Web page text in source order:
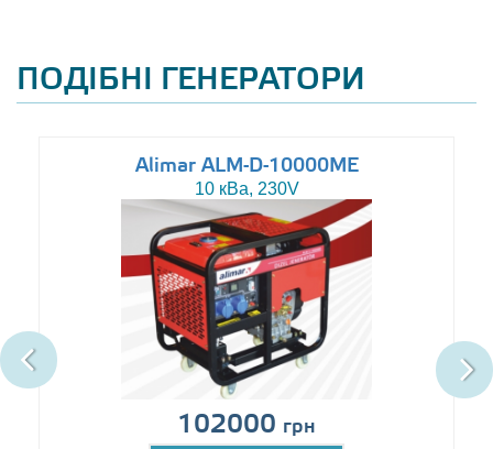
ПОДІБНІ ГЕНЕРАТОРИ
Alimar ALM-D-10000ME
10 кВа, 230V
102000 грн